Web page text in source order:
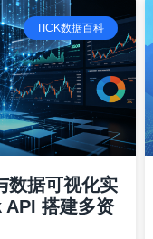
TICK数据百科
数据可视化实
搭建多资